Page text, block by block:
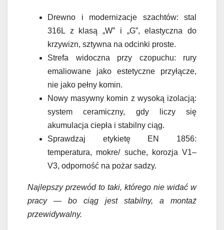
Drewno i modernizacje szachtów: stal
316L z klasą „W” i „G”, elastyczna do
krzywizn, sztywna na odcinki proste.
Strefa widoczna przy czopuchu: rury
emaliowane jako estetyczne przyłącze,
nie jako pełny komin.
Nowy masywny komin z wysoką izolacją:
system ceramiczny, gdy liczy się
akumulacja ciepła i stabilny ciąg.
Sprawdzaj etykietę EN 1856:
temperatura, mokre/ suche, korozja V1–
V3, odporność na pożar sadzy.
Najlepszy przewód to taki, którego nie widać w
pracy — bo ciąg jest stabilny, a montaż
przewidywalny.